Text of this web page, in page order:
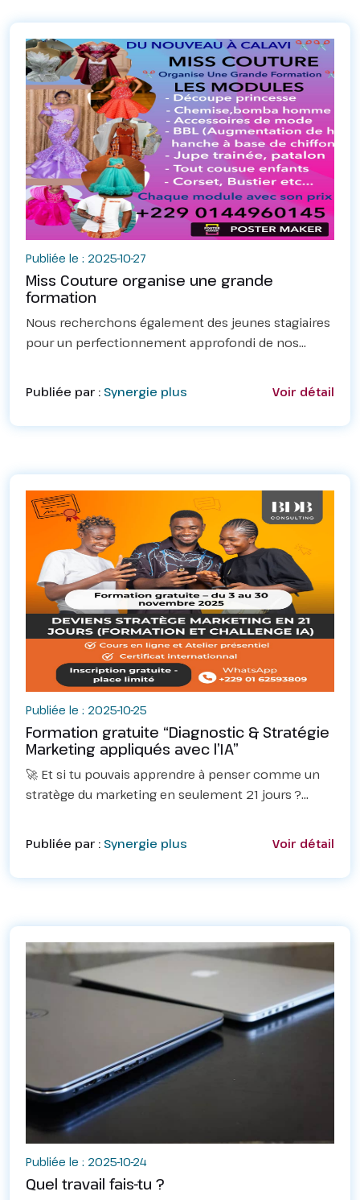
Publiée le : 2025-10-27
Miss Couture organise une grande
formation
Nous recherchons également des jeunes stagiaires
pour un perfectionnement approfondi de nos
Conditions :– Être en fin de formation ;–
Résider&nbsp; dans le...
Publiée par : Synergie plus Voir détail
Publiée le : 2025-10-25
Formation gratuite “Diagnostic & Stratégie
Marketing appliqués avec l’IA”
🚀 Et si tu pouvais apprendre à penser comme un
stratège du marketing en seulement 21 jours ?
et jeunes diplômés publient sur les réseaux… sans
Publiée par : Synergie plus Voir détail
Publiée le : 2025-10-24
Quel travail fais-tu ?